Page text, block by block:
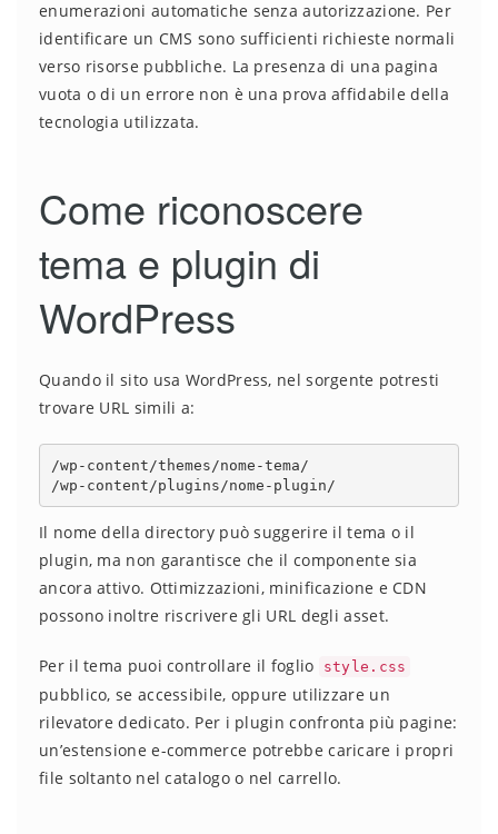
enumerazioni automatiche senza autorizzazione. Per
identificare un CMS sono sufficienti richieste normali
verso risorse pubbliche. La presenza di una pagina
vuota o di un errore non è una prova affidabile della
tecnologia utilizzata.
Come riconoscere
tema e plugin di
WordPress
Quando il sito usa WordPress, nel sorgente potresti
trovare URL simili a:
/wp-content/themes/nome-tema/
/wp-content/plugins/nome-plugin/
Il nome della directory può suggerire il tema o il
plugin, ma non garantisce che il componente sia
ancora attivo. Ottimizzazioni, minificazione e CDN
possono inoltre riscrivere gli URL degli asset.
Per il tema puoi controllare il foglio style.css
pubblico, se accessibile, oppure utilizzare un
rilevatore dedicato. Per i plugin confronta più pagine:
un’estensione e-commerce potrebbe caricare i propri
file soltanto nel catalogo o nel carrello.